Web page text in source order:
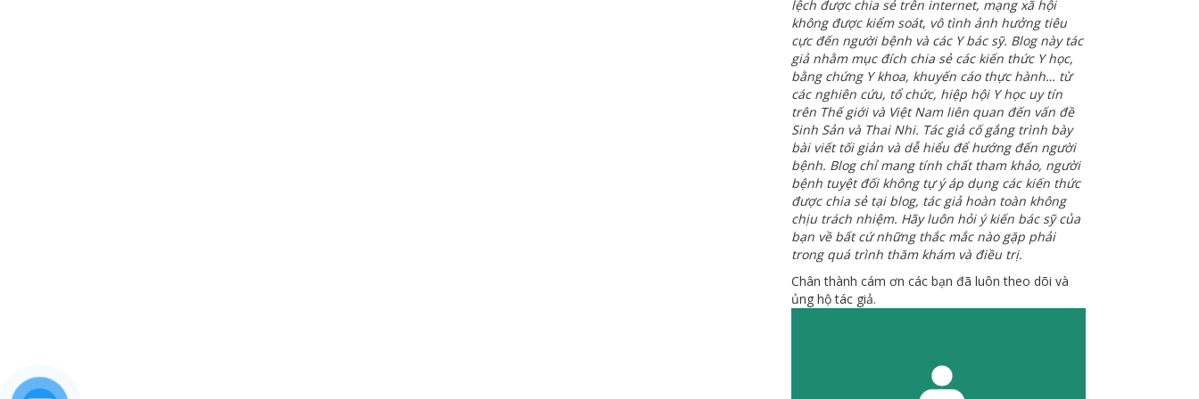
lệch được chia sẻ trên internet, mạng xã hội
không được kiểm soát, vô tình ảnh hưởng tiêu
cực đến người bệnh và các Y bác sỹ. Blog này tác
giả nhằm mục đích chia sẻ các kiến thức Y học,
bằng chứng Y khoa, khuyến cáo thực hành… từ
các nghiên cứu, tổ chức, hiệp hội Y học uy tín
trên Thế giới và Việt Nam liên quan đến vấn đề
Sinh Sản và Thai Nhi. Tác giả cố gắng trình bày
bài viết tối giản và dễ hiểu để hướng đến người
bệnh. Blog chỉ mang tính chất tham khảo, người
bệnh tuyệt đối không tự ý áp dụng các kiến thức
được chia sẻ tại blog, tác giả hoàn toàn không
chịu trách nhiệm. Hãy luôn hỏi ý kiến bác sỹ của
bạn về bất cứ những thắc mắc nào gặp phải
trong quá trình thăm khám và điều trị.
Chân thành cám ơn các bạn đã luôn theo dõi và
ủng hộ tác giả.